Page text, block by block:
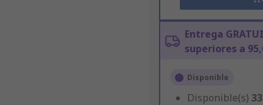
Entrega
superiores a
Disponible
Disponible(s) 33